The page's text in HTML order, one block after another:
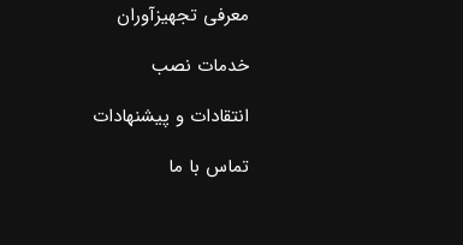
معرفی تجهیزآوران
خدمات نصب
انتقادات و پیشنهادات
تماس با ما